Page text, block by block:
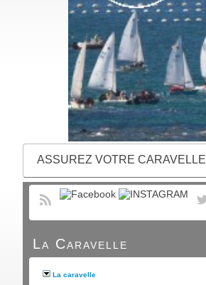
ASSUREZ VOTRE CARAVELLE
La Caravelle
La caravelle